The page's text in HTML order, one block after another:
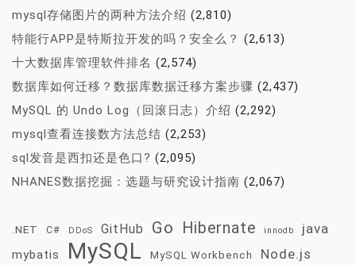
mysql存储图片的两种方法介绍 (2,810)
特能行APP是特斯拉开发的吗？安全么？ (2,613)
十大数据库管理软件排名 (2,574)
数据库如何迁移？数据库数据迁移方案步骤 (2,437)
MySQL 的 Undo Log（回滚日志）介绍 (2,292)
mysql查看连接数方法总结 (2,253)
sql发音是西扣还是色口? (2,095)
NHANES数据挖掘：选题与研究设计指南 (2,067)
.NET C# DDoS GitHub Go Hibernate innodb java
mybatis MySQL MySQL Workbench Node.js